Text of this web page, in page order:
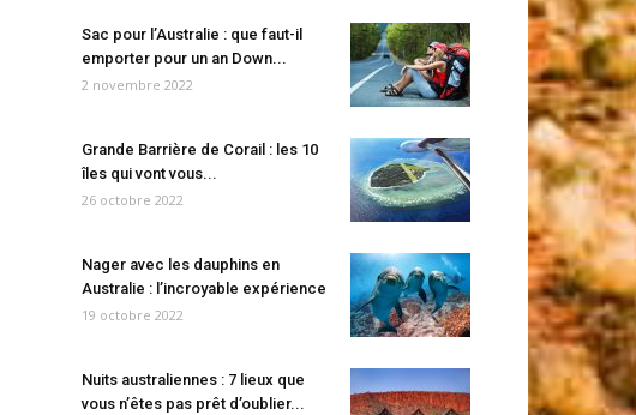
Sac pour l’Australie : que faut-il
emporter pour un an Down...
2 novembre 2022
Grande Barrière de Corail : les 10
îles qui vont vous...
26 octobre 2022
Nager avec les dauphins en
Australie : l’incroyable expérience
19 octobre 2022
Nuits australiennes : 7 lieux que
vous n’êtes pas prêt d’oublier...